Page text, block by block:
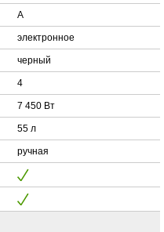
A
электронное
черный
4
7 450 Вт
55 л
ручная